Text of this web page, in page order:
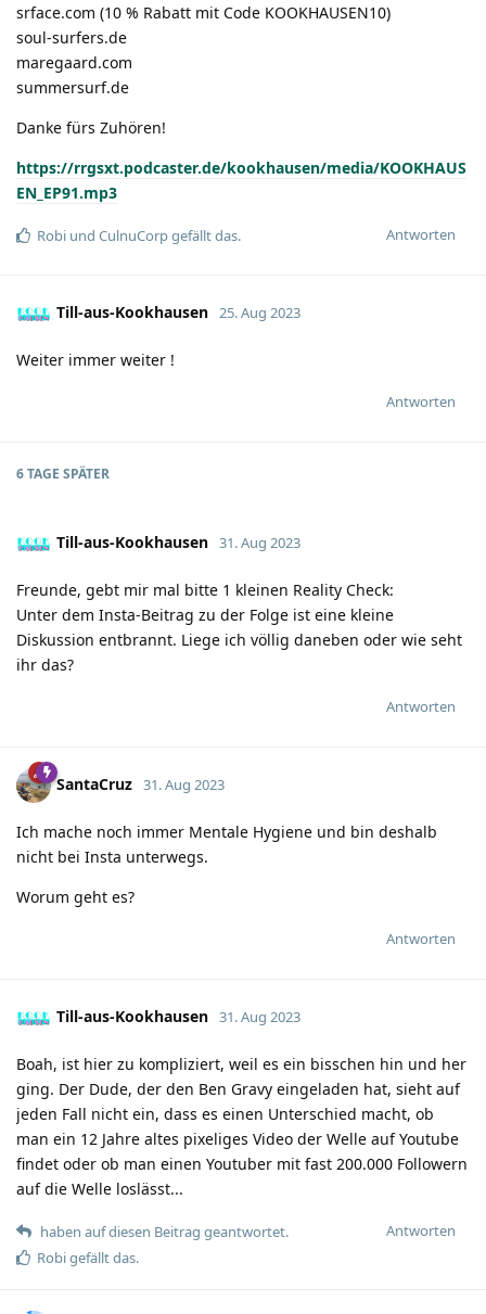
srface.com (10 % Rabatt mit Code KOOKHAUSEN10)
soul-surfers.de
maregaard.com
summersurf.de
Danke fürs Zuhören!
https://rrgsxt.podcaster.de/kookhausen/media/KOOKHAUS
EN_EP91.mp3
Antworten
Robi und CulnuCorpgefällt das.
Till-aus-Kookhausen 25. Aug 2023
Weiter immer weiter !
Antworten
6 TAGE SPÄTER
Till-aus-Kookhausen 31. Aug 2023
Freunde, gebt mir mal bitte 1 kleinen Reality Check:
Unter dem Insta-Beitrag zu der Folge ist eine kleine
Diskussion entbrannt. Liege ich völlig daneben oder wie seht
ihr das?
Antworten
SantaCruz 31. Aug 2023
Ich mache noch immer Mentale Hygiene und bin deshalb
nicht bei Insta unterwegs.
Worum geht es?
Antworten
Till-aus-Kookhausen 31. Aug 2023
Boah, ist hier zu kompliziert, weil es ein bisschen hin und her
ging. Der Dude, der den Ben Gravy eingeladen hat, sieht auf
jeden Fall nicht ein, dass es einen Unterschied macht, ob
man ein 12 Jahre altes pixeliges Video der Welle auf Youtube
findet oder ob man einen Youtuber mit fast 200.000 Followern
auf die Welle loslässt...
Antworten
haben auf diesen Beitrag geantwortet.
Robigefällt das.